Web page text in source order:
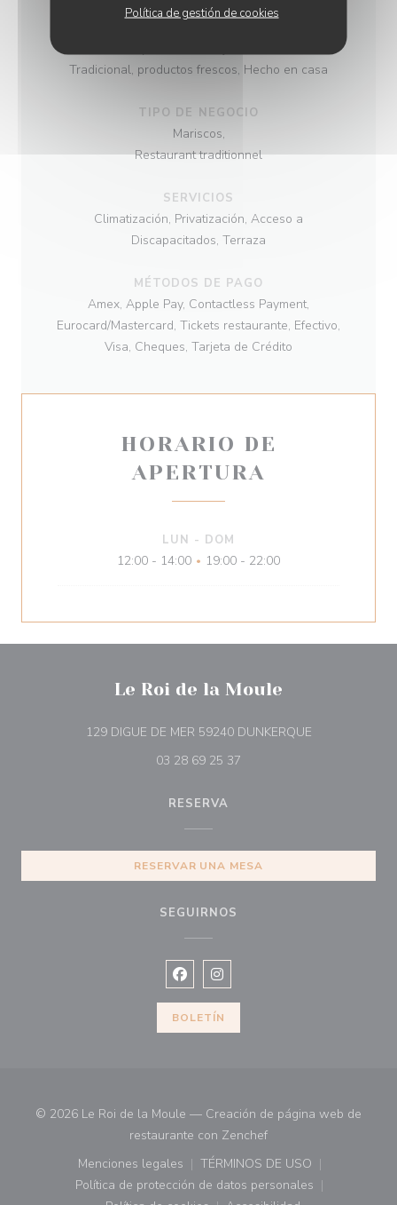
Política de gestión de cookies
Tradicional, productos frescos, Hecho en casa
TIPO DE NEGOCIO
Mariscos,
Restaurant traditionnel
SERVICIOS
Climatización, Privatización, Acceso a
Discapacitados, Terraza
MÉTODOS DE PAGO
Amex, Apple Pay, Contactless Payment,
Eurocard/Mastercard, Tickets restaurante, Efectivo,
Visa, Cheques, Tarjeta de Crédito
HORARIO DE
APERTURA
LUN - DOM
12:00 - 14:00 • 19:00 - 22:00
Le Roi de la Moule
129 DIGUE DE MER 59240 DUNKERQUE((abre en una
03 28 69 25 37
RESERVA
RESERVAR UNA MESA
SEGUIRNOS
Facebook ((abre en una nueva
Instagram ((abre en una
BOLETÍN
© 2026 Le Roi de la Moule — Creación de página web de
restaurante con Zenchef((abre en una nueva
Menciones legales
((abre en una nueva ventana))
TÉRMINOS DE USO
((abre en una nueva
Política de protección de datos personales
((abre en una nueva ventana))